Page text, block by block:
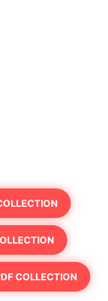
COLLECTION